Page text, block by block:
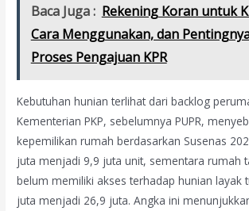
Baca Juga : Rekening Koran untuk
Cara Menggunakan, dan
Proses Pengajuan KPR
Kebutuhan hunian terlihat dari backlog
Kementerian PKP, sebelumnya PUPR,
kepemilikan rumah berdasarkan Susenas
juta menjadi 9,9 juta unit, sementara rumah
belum memiliki akses terhadap hunian layak
juta menjadi 26,9 juta. Angka ini